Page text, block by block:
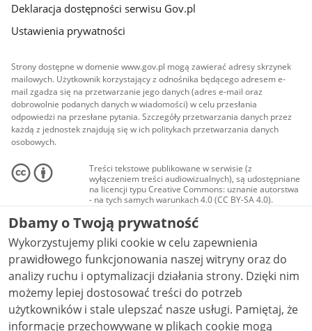
Deklaracja dostępności serwisu Gov.pl
Ustawienia prywatności
Strony dostępne w domenie www.gov.pl mogą zawierać adresy skrzynek
mailowych. Użytkownik korzystający z odnośnika będącego adresem e-
mail zgadza się na przetwarzanie jego danych (adres e-mail oraz
dobrowolnie podanych danych w wiadomości) w celu przesłania
odpowiedzi na przesłane pytania. Szczegóły przetwarzania danych przez
każdą z jednostek znajdują się w ich politykach przetwarzania danych
osobowych.
Treści tekstowe publikowane w serwisie (z
wyłączeniem treści audiowizualnych), są udostępniane
na licencji typu Creative Commons: uznanie autorstwa
- na tych samych warunkach 4.0 (CC BY-SA 4.0).
Materiały audiowizualne, w tym zdjęcia, materiały
audio i wideo, są udostępniane na licencji typu
Creative Commons: uznanie autorstwa użycie
niekomercyjne - bez utworów zależnych 4.0 (CC BY-
NC-ND 4.0), o ile nie jest to stwierdzone inaczej.
Dbamy o Twoją prywatność
Wykorzystujemy pliki cookie w celu zapewnienia
prawidłowego funkcjonowania naszej witryny oraz do
analizy ruchu i optymalizacji działania strony. Dzięki nim
możemy lepiej dostosować treści do potrzeb
użytkowników i stale ulepszać nasze usługi. Pamiętaj, że
informacje przechowywane w plikach cookie mogą